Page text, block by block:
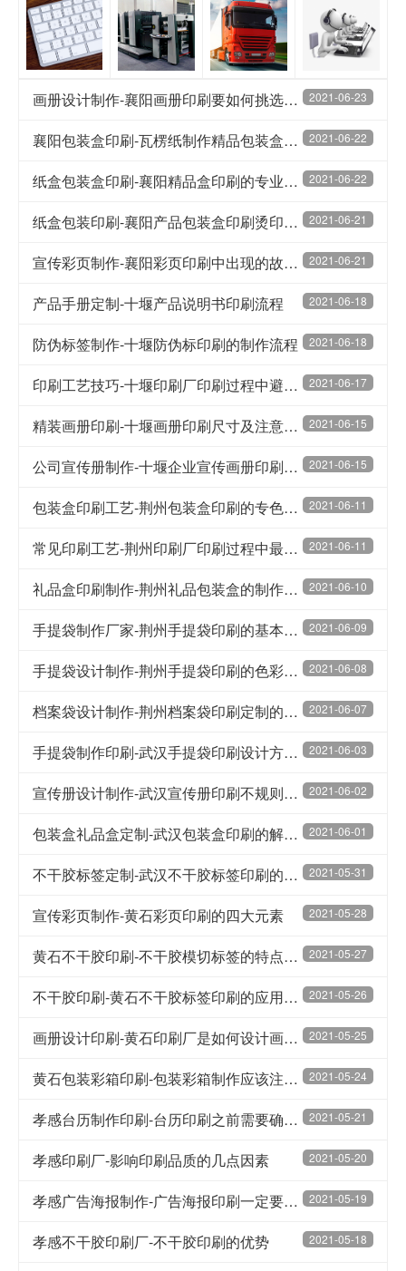
2021-06-23
画册设计制作-襄阳画册印刷要如何挑选工艺
2021-06-22
襄阳包装盒印刷-瓦楞纸制作精品包装盒的优势
2021-06-22
纸盒包装盒印刷-襄阳精品盒印刷的专业知识
2021-06-21
纸盒包装印刷-襄阳产品包装盒印刷烫印技术
2021-06-21
宣传彩页制作-襄阳彩页印刷中出现的故障如何解决
2021-06-18
产品手册定制-十堰产品说明书印刷流程
2021-06-18
防伪标签制作-十堰防伪标印刷的制作流程
2021-06-17
印刷工艺技巧-十堰印刷厂印刷过程中避免纸张起皱的方法
2021-06-15
精装画册印刷-十堰画册印刷尺寸及注意事项
2021-06-15
公司宣传册制作-十堰企业宣传画册印刷设计技巧
2021-06-11
包装盒印刷工艺-荆州包装盒印刷的专色调配方法
2021-06-11
常见印刷工艺-荆州印刷厂印刷过程中最难印的颜色是什么
2021-06-10
礼品盒印刷制作-荆州礼品包装盒的制作过程
2021-06-09
手提袋制作厂家-荆州手提袋印刷的基本流程
2021-06-08
手提袋设计制作-荆州手提袋印刷的色彩搭配的技巧
2021-06-07
档案袋设计制作-荆州档案袋印刷定制的意义
2021-06-03
手提袋制作印刷-武汉手提袋印刷设计方面的内容介绍
2021-06-02
宣传册设计制作-武汉宣传册印刷不规则工艺制作
2021-06-01
包装盒礼品盒定制-武汉包装盒印刷的解决方案优势
2021-05-31
不干胶标签定制-武汉不干胶标签印刷的基本常识
2021-05-28
宣传彩页制作-黄石彩页印刷的四大元素
2021-05-27
黄石不干胶印刷-不干胶模切标签的特点和应用
2021-05-26
不干胶印刷-黄石不干胶标签印刷的应用范围
2021-05-25
画册设计印刷-黄石印刷厂是如何设计画册的
2021-05-24
黄石包装彩箱印刷-包装彩箱制作应该注意的细节
2021-05-21
孝感台历制作印刷-台历印刷之前需要确定的内容
2021-05-20
孝感印刷厂-影响印刷品质的几点因素
2021-05-19
孝感广告海报制作-广告海报印刷一定要注重创意
2021-05-18
孝感不干胶印刷厂-不干胶印刷的优势